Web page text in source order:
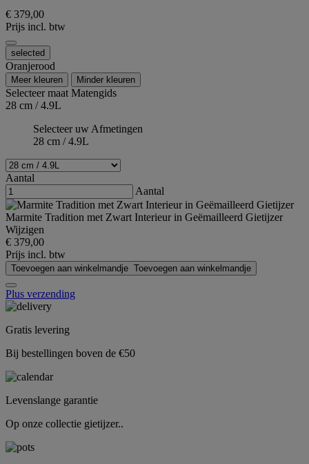
€ 379,00
Prijs incl. btw
selected
Oranjerood
Meer kleuren Minder kleuren
Selecteer maatMatengids
28 cm / 4.9L
Selecteer uw Afmetingen
28 cm / 4.9L
Aantal
Aantal
Marmite Tradition met Zwart Interieur in Geëmailleerd Gietijzer
Wijzigen
€ 379,00
Prijs incl. btw
Toevoegen aan winkelmandje Toevoegen aan winkelmandje
Plus verzending
Gratis levering
Bij bestellingen boven de €50
Levenslange garantie
Op onze collectie gietijzer..